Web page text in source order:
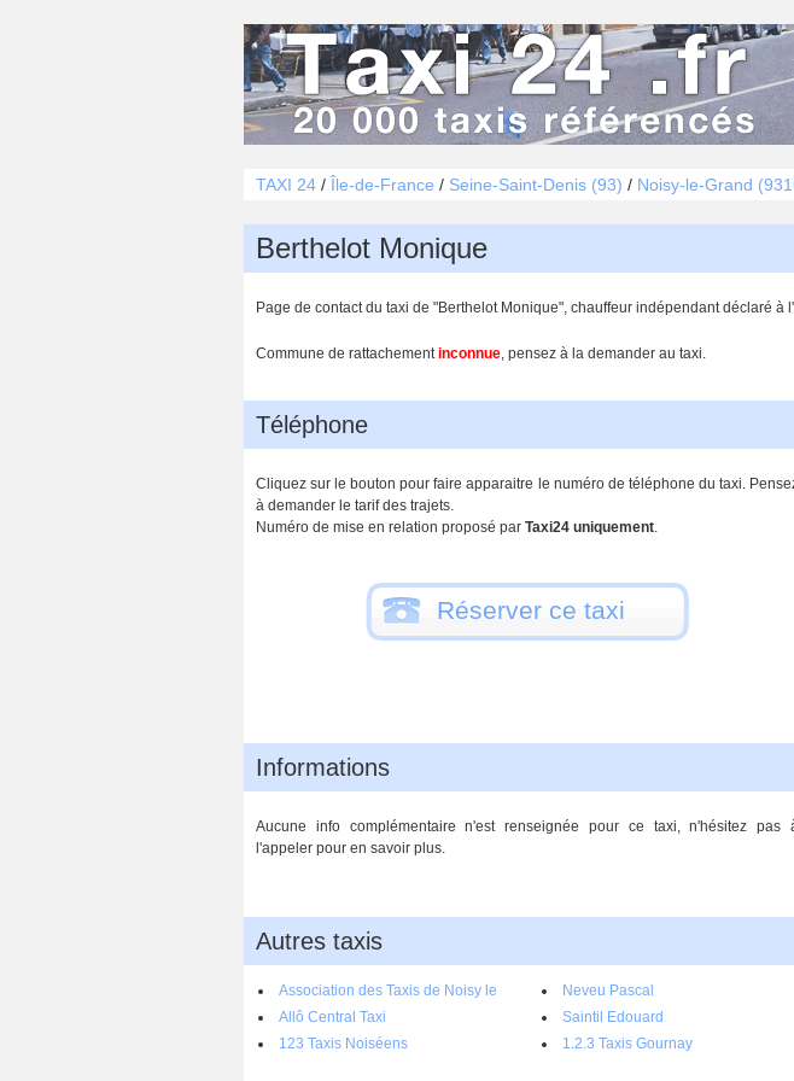
TAXI 24 / Île-de-France / Seine-Saint-Denis (93) / Noisy-le-Grand
Berthelot Monique
Page de contact du taxi de "Berthelot Monique", chauffeur indépendant déclaré
Commune de rattachementinconnue, pensez à la demander au taxi.
Téléphone
Cliquez sur le bouton pour faire apparaitre le numéro de téléphone du taxi.
à demander le tarif des trajets.
Numéro de mise en relation proposé par Taxi24 uniquement.
Réserver ce taxi
Informations
Aucune info complémentaire n'est renseignée pour ce taxi, n'hésitez pas
l'appeler pour en savoir plus.
Autres taxis
Association des Taxis de Noisy le
Grand et Gournay
Neveu Pascal
Allô Central Taxi
Saintil Edouard
123 Taxis Noiséens
1.2.3 Taxis Gournay